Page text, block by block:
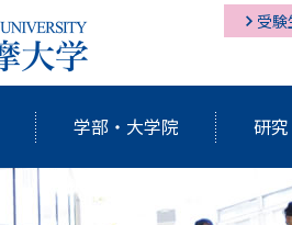
受験
学部・大学院 研